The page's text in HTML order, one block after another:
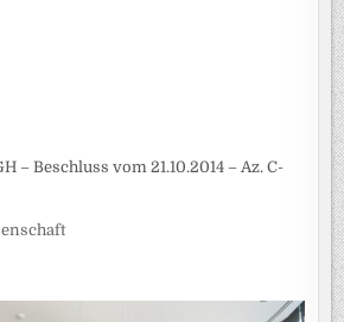
– Beschluss vom 21.10.2014 – Az. C-